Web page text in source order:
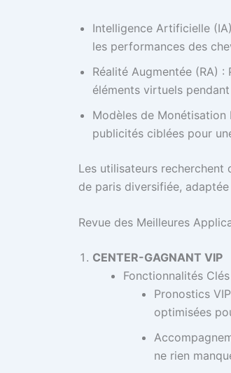
Intelligence Artificielle
les performances des
Réalité Augmentée (RA)
éléments virtuels
Modèles de Monétisation
publicités ciblées pour
Les utilisateurs
de paris diversifiée,
Revue des Meilleures
CENTER-GAGNANT VIP
Fonctionnalités Clés
Pronostics
optimisées
ne rien